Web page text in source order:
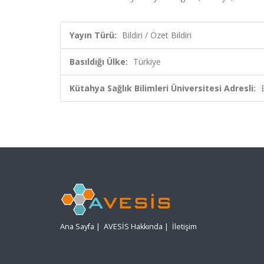
Yayın Türü: Bildiri / Özet Bildiri
Basıldığı Ülke: Türkiye
Kütahya Sağlık Bilimleri Üniversitesi Adresli:
Ana Sayfa | AVESİS Hakkında | İletişim